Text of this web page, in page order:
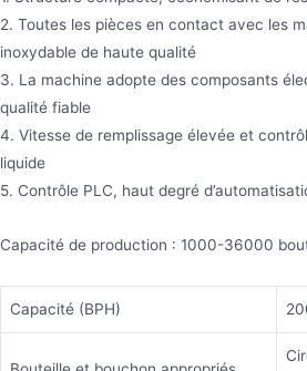
2. Toutes les pièces en contact avec les
inoxydable de haute qualité
3. La machine adopte des composants
qualité fiable
4. Vitesse de remplissage élevée et
liquide
5. Contrôle PLC, haut degré
Capacité de production : 1000-36000
Capacité (BPH)